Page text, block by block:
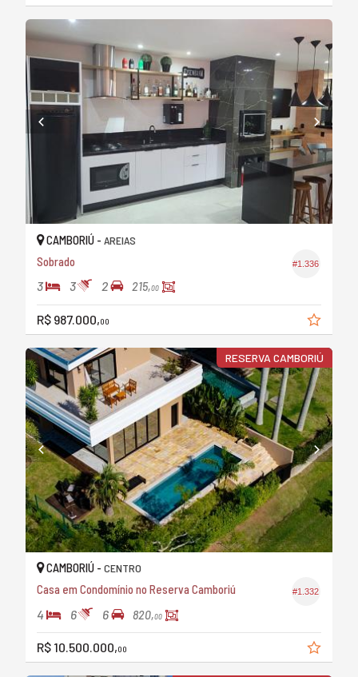
#1.336
CAMBORIÚ - AREIAS
Sobrado
3 3 2 215,00
R$ 987.000,00
RESERVA CAMBORIÚ
#1.332
CAMBORIÚ - CENTRO
Casa em Condomínio no Reserva Camboriú
4 6 6 820,00
R$ 10.500.000,00